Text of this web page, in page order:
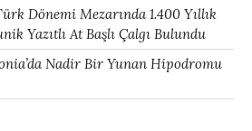
Dönemi Mezarında 1.400 Yıllık
Yazıtlı At Başlı Çalgı Bulundu
Nadir Bir Yunan Hipodromu